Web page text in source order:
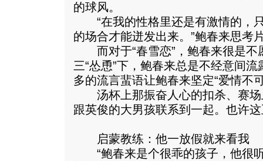
的球风。
“在我的性格里还是有激情的，
的场合才能迸发出来。”鲍春来思考
而对于“春雪恋”，鲍春来很是不
三“怂恿”下，鲍春来总是不经意间
多的流言蜚语让鲍春来坚定“爱情不
汤杯上那振奋人心的扣杀、赛场
跟英俊的大男孩联系到一起。也许
启蒙教练：他一放假就来看我
“鲍春来是个很乖的孩子，他很